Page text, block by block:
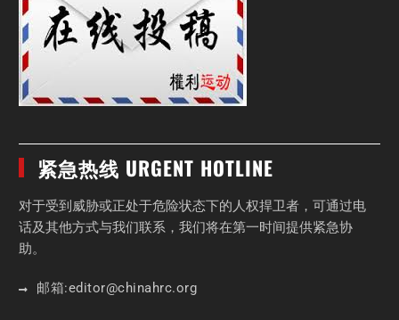
紧急热线 URGENT HOTLINE
对于受到威胁或正处于危险状态下的人权捍卫者，可通过电
话及其他方式与我们联系，我们将在第一时间提供紧急协
助。
邮箱:editor@chinahrc.org